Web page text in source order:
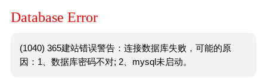
Database Error
(1040) 365建站错误警告：连接数据库失败，可能的原
因：1、数据库密码不对; 2、mysql未启动。